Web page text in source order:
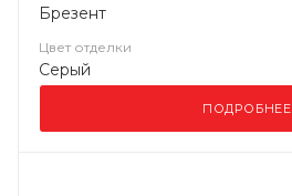
Брезент
Цвет отделки
Серый
ПОДРОБНЕЕ